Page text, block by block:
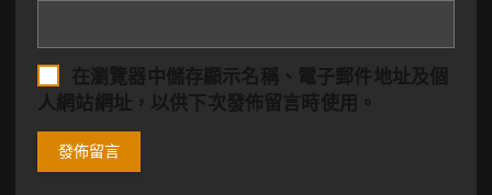
在瀏覽器 中儲存顯示名稱、電子郵件地址及個
人網站網址，以供下次發佈留言時使用。